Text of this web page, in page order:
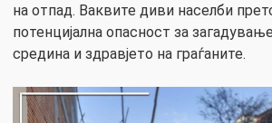
на отпад. Ваквите диви населби
потенцијална опасност за
средина и здравјето на граѓаните.